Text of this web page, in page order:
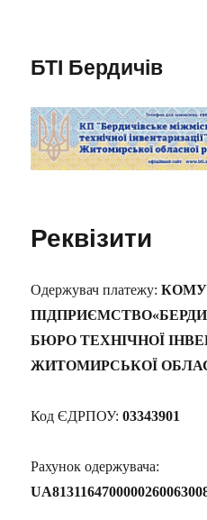
БТІ Бердичів
Реквізити
Одержувач платежу:
БЮРО ТЕХНІЧНОЇ
ЖИТОМИРСЬКОЇ
Код ЄДРПОУ:03343901
Рахунок одержувача: